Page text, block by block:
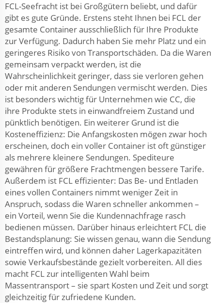
FCL-Seefracht ist bei Großgütern beliebt, und dafür
gibt es gute Gründe. Erstens steht Ihnen bei FCL der
gesamte Container ausschließlich für Ihre Produkte
zur Verfügung. Dadurch haben Sie mehr Platz und ein
geringeres Risiko von Transportschäden. Da die Waren
gemeinsam verpackt werden, ist die
Wahrscheinlichkeit geringer, dass sie verloren gehen
oder mit anderen Sendungen vermischt werden. Dies
ist besonders wichtig für Unternehmen wie CC, die
ihre Produkte stets in einwandfreiem Zustand und
pünktlich benötigen. Ein weiterer Grund ist die
Kosteneffizienz: Die Anfangskosten mögen zwar hoch
erscheinen, doch ein voller Container ist oft günstiger
als mehrere kleinere Sendungen. Spediteure
gewähren für größere Frachtmengen bessere Tarife.
Außerdem ist FCL effizienter: Das Be- und Entladen
eines vollen Containers nimmt weniger Zeit in
Anspruch, sodass die Waren schneller ankommen –
ein Vorteil, wenn Sie die Kundennachfrage rasch
bedienen müssen. Darüber hinaus erleichtert FCL die
Bestandsplanung: Sie wissen genau, wann die Sendung
eintreffen wird, und können daher Lagerkapazitäten
sowie Verkaufsbestände gezielt vorbereiten. All dies
macht FCL zur intelligenten Wahl beim
Massentransport – sie spart Kosten und Zeit und sorgt
gleichzeitig für zufriedene Kunden.